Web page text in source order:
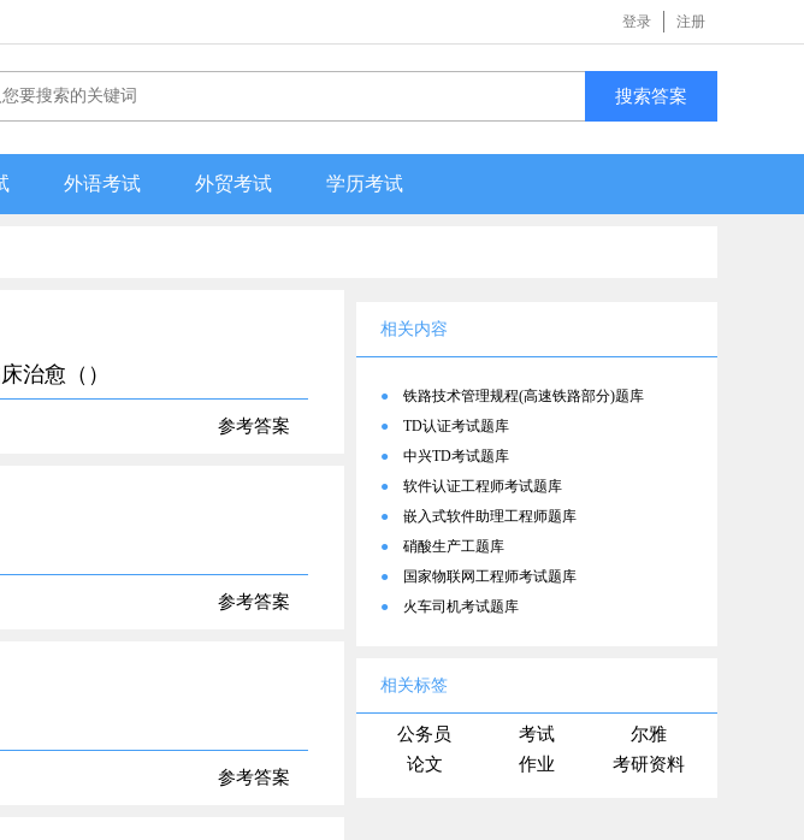
登录 注册
搜索答案
外语考试 外贸考试 学历考试
治愈（）
参考答案
参考答案
参考答案
相关内容
●
铁路技术管理规程(高速铁路部分)题库
●
TD认证考试题库
●
中兴TD考试题库
●
软件认证工程师考试题库
●
嵌入式软件助理工程师题库
●
硝酸生产工题库
●
国家物联网工程师考试题库
●
火车司机考试题库
相关标签
公务员 考试
尔雅
论文
作业 考研资料